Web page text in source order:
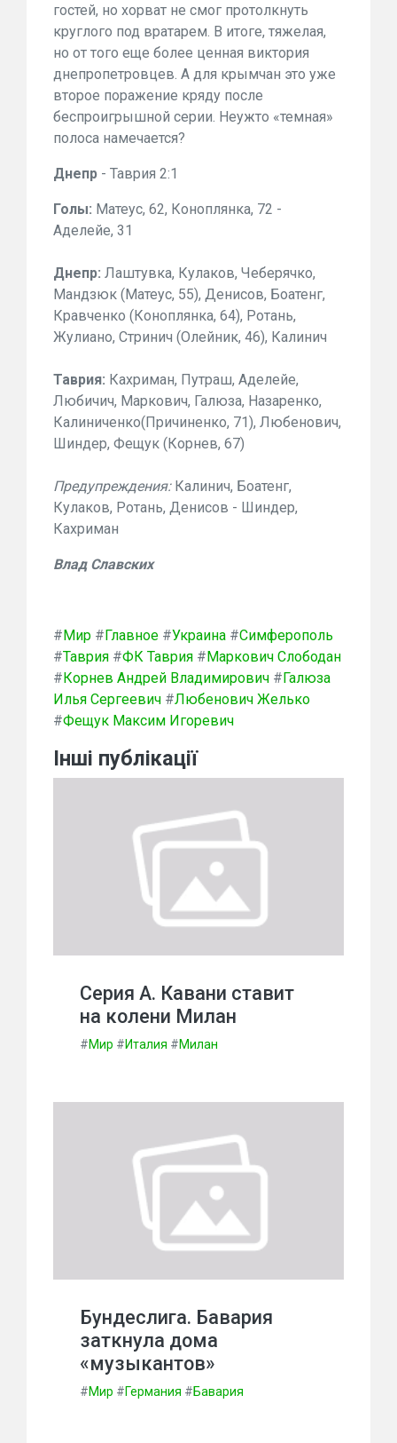
гостей, но хорват не смог протолкнуть
круглого под вратарем. В итоге, тяжелая,
но от того еще более ценная виктория
днепропетровцев. А для крымчан это уже
второе поражение кряду после
беспроигрышной серии. Неужто «темная»
полоса намечается?
Днепр - Таврия 2:1
Голы: Матеус, 62, Коноплянка, 72 -
Аделейе, 31
Днепр: Лаштувка, Кулаков, Чеберячко,
Мандзюк (Матеус, 55), Денисов, Боатенг,
Кравченко (Коноплянка, 64), Ротань,
Жулиано, Стринич (Олейник, 46), Калинич
Таврия: Кахриман, Путраш, Аделейе,
Любичич, Маркович, Галюза, Назаренко,
Калиниченко(Причиненко, 71), Любенович,
Шиндер, Фещук (Корнев, 67)
Предупреждения:Калинич, Боатенг,
Кулаков, Ротань, Денисов - Шиндер,
Кахриман
Влад Славских
#Мир #Главное #Украина #Симферополь
#Таврия #ФК Таврия #Маркович Слободан
#Корнев Андрей Владимирович #Галюза
Илья Сергеевич #Любенович Желько
#Фещук Максим Игоревич
Інші публікації
Серия А. Кавани ставит
на колени Милан
#Мир #Италия #Милан
Бундеслига. Бавария
заткнула дома
«музыкантов»
#Мир #Германия #Бавария